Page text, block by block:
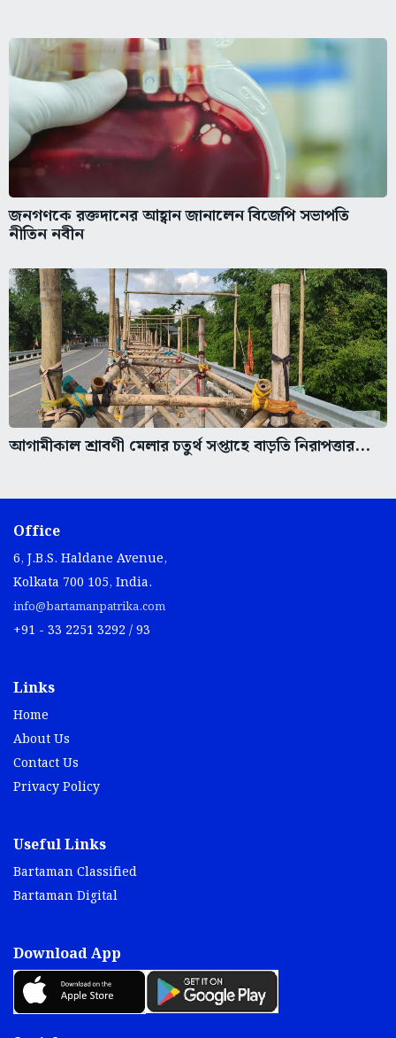
জনগণকে রক্তদানের আহ্বান জানালেন বিজেপি সভাপতি
নীতিন নবীন
আগামীকাল শ্রাবণী মেলার চতুর্থ সপ্তাহে বাড়তি নিরাপত্তার...
Office
6, J.B.S. Haldane Avenue,
Kolkata 700 105, India.
info@bartamanpatrika.com
+91 - 33 2251 3292 / 93
Links
Home
About Us
Contact Us
Privacy Policy
Useful Links
Bartaman Classified
Bartaman Digital
Download App